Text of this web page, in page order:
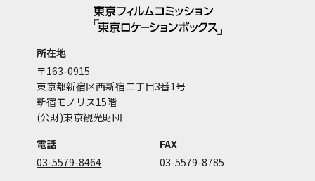
所在地
〒163-0915
東京都新宿区西新宿二丁目3番1号
新宿モノリス15階
(公財)東京観光財団
電話
03-5579-8464
FAX
03-5579-8785